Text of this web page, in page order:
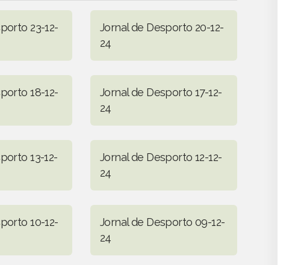
23-12-
Jornal de Desporto 20-12-
24
18-12-
Jornal de Desporto 17-12-
24
13-12-
Jornal de Desporto 12-12-
24
10-12-
Jornal de Desporto 09-12-
24